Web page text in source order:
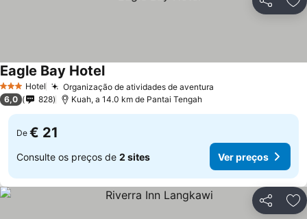
Partilhar
3 EstrelasHotel Organização de atividades de aventura
Eagle Bay Hotel
6,0 828 Kuah, a 14.0 km de Pantai Tengah
De € 21
Consulte os preços de 2 sites Ver preços
Partilhar